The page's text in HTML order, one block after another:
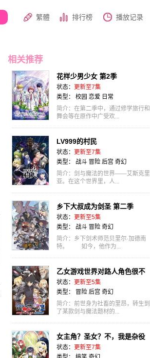
繁體 排行榜 播放记录
相关推荐
花样少男少女 第2季
状态： 更新至7集
类型： 校园 恋爱 日常
简介：在第二季中，通过修学旅行和
舞会等在原作中广受欢...
LV999的村民
状态： 更新至7集
类型： 战斗 冒险 后宫 奇幻
简介：剑与魔法的世界——艾斯克里
亚。在这个世界里，人...
乡下大叔成为剑圣 第二季
状态： 更新至5集
类型： 战斗 冒险 奇幻
简介：乡下剑术师范贝里尔·加德南
特。 如今，他作为...
乙女游戏世界对路人角色很不
友好 第二季
状态： 更新至5集
类型： 冒险 后宫 奇幻
简介：前世身为社畜的里昂，转生到
了某款剑与魔法题材的...
女主角？圣女？不，我是杂役
女仆（自豪）！
状态： 更新至7集